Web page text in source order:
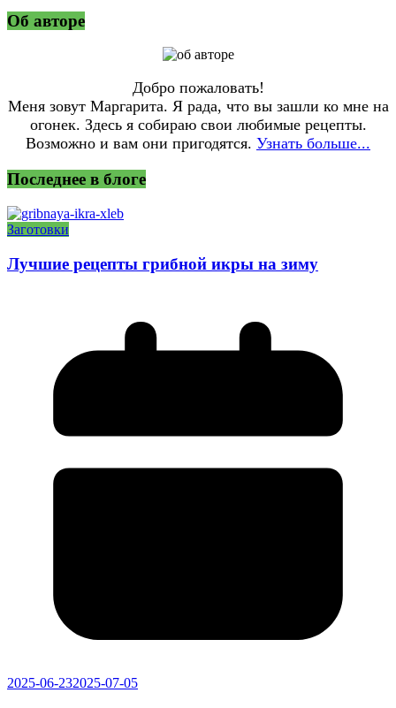
Об авторе
Добро пожаловать!
Меня зовут Маргарита. Я рада, что вы зашли ко мне на
огонек. Здесь я собираю свои любимые рецепты.
Возможно и вам они пригодятся. Узнать больше...
Последнее в блоге
Заготовки
Лучшие рецепты грибной икры на зиму
2025-06-232025-07-05